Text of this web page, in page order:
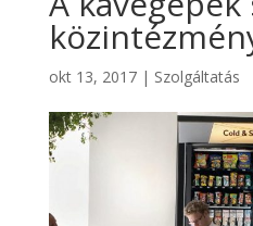
okt 13, 2017| Szolgáltatás